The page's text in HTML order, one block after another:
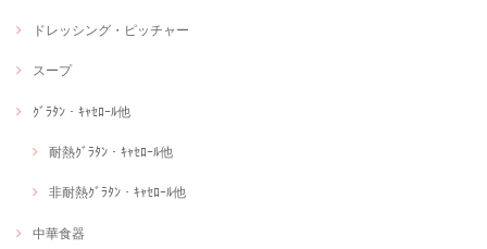
ドレッシング・ピッチャー
スープ
ｸﾞﾗﾀﾝ・ｷｬｾﾛｰﾙ他
耐熱ｸﾞﾗﾀﾝ・ｷｬｾﾛｰﾙ他
非耐熱ｸﾞﾗﾀﾝ・ｷｬｾﾛｰﾙ他
中華食器